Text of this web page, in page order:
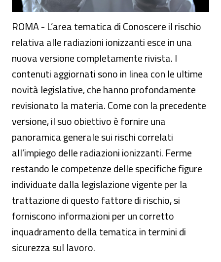
ROMA - L’area tematica di Conoscere il rischio
relativa alle radiazioni ionizzanti esce in una
nuova versione completamente rivista. I
contenuti aggiornati sono in linea con le ultime
novità legislative, che hanno profondamente
revisionato la materia. Come con la precedente
versione, il suo obiettivo è fornire una
panoramica generale sui rischi correlati
all’impiego delle radiazioni ionizzanti. Ferme
restando le competenze delle specifiche figure
individuate dalla legislazione vigente per la
trattazione di questo fattore di rischio, si
forniscono informazioni per un corretto
inquadramento della tematica in termini di
sicurezza sul lavoro.